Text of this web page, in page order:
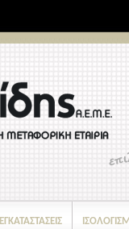
ΕΓΚΑΤΑΣΤΑΣΕΙΣ